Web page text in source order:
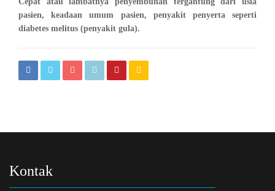
pasien, keadaan umum pasien, penyakit penyerta seperti
diabetes melitus (penyakit gula).
Kontak